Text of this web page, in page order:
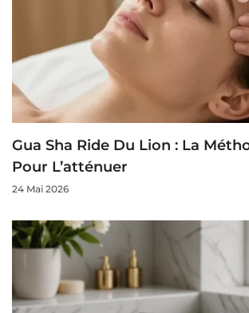
Gua Sha Ride Du Lion : La
Pour L’atténuer
24 Mai 2026